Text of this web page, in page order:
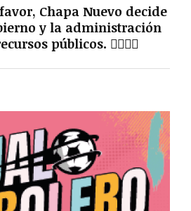
Chapa Nuevo decide
y la administración
públicos. 🙋🏻‍♂️✅